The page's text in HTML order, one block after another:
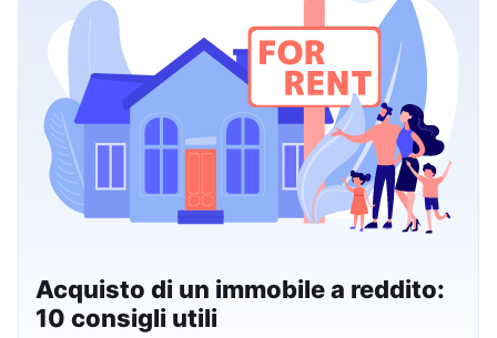
Acquisto di un immobile a reddito:
10 consigli utili